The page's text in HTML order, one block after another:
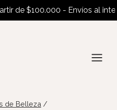
$100.000 - Envíos al interior
de Belleza /